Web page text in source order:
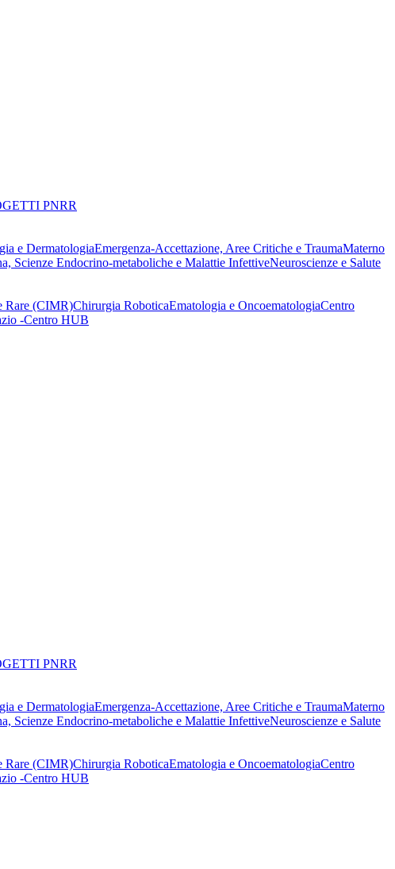
PNRR
e DermatologiaEmergenza-Accettazione, Aree Critiche e TraumaMaterno
Scienze Endocrino-metaboliche e Malattie InfettiveNeuroscienze e Salute
Rare (CIMR)Chirurgia RoboticaEmatologia e OncoematologiaCentro
-Centro HUB
PNRR
e DermatologiaEmergenza-Accettazione, Aree Critiche e TraumaMaterno
Scienze Endocrino-metaboliche e Malattie InfettiveNeuroscienze e Salute
Rare (CIMR)Chirurgia RoboticaEmatologia e OncoematologiaCentro
-Centro HUB